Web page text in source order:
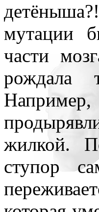
мутации
части
рождала
Например,
жилкой.
ступор